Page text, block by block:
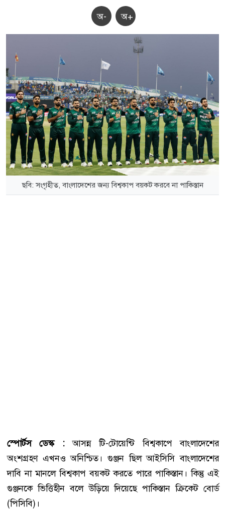
অ- অ+
ছবি: সংগৃহীত, বাংলাদেশের জন্য বিশ্বকাপ বয়কট করবে না পাকিস্তান
স্পোর্টস ডেস্ক :আসন্ন টি-টোয়েন্টি বিশ্বকাপে বাংলাদেশের
অংশগ্রহণ এখনও অনিশ্চিত। গুঞ্জন ছিল আইসিসি বাংলাদেশের
দাবি না মানলে বিশ্বকাপ বয়কট করতে পারে পাকিস্তান। কিন্তু এই
গুঞ্জনকে ভিত্তিহীন বলে উড়িয়ে দিয়েছে পাকিস্তান ক্রিকেট বোর্ড
(পিসিবি)।